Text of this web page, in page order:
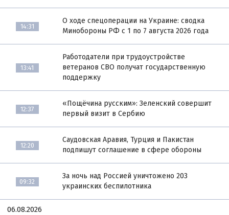
14:31
О ходе спецоперации на Украине: сводка
Минобороны РФ с 1 по 7 августа 2026 года
13:41
Работодатели при трудоустройстве
ветеранов СВО получат государственную
поддержку
12:37
«Пощёчина русским»: Зеленский совершит
первый визит в Сербию
12:20
Саудовская Аравия, Турция и Пакистан
подпишут соглашение в сфере обороны
09:32
За ночь над Россией уничтожено 203
украинских беспилотника
06.08.2026